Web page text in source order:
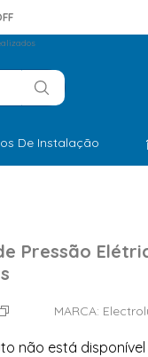
De Instalação
Pressão
MARCA:
não está